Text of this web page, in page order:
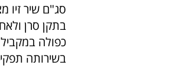
סג"ם שיר זיו
בתקן סרן
כפולה
בשירותה